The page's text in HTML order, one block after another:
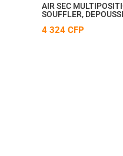
AIR SEC
SOUFFLER,
4 324CFP